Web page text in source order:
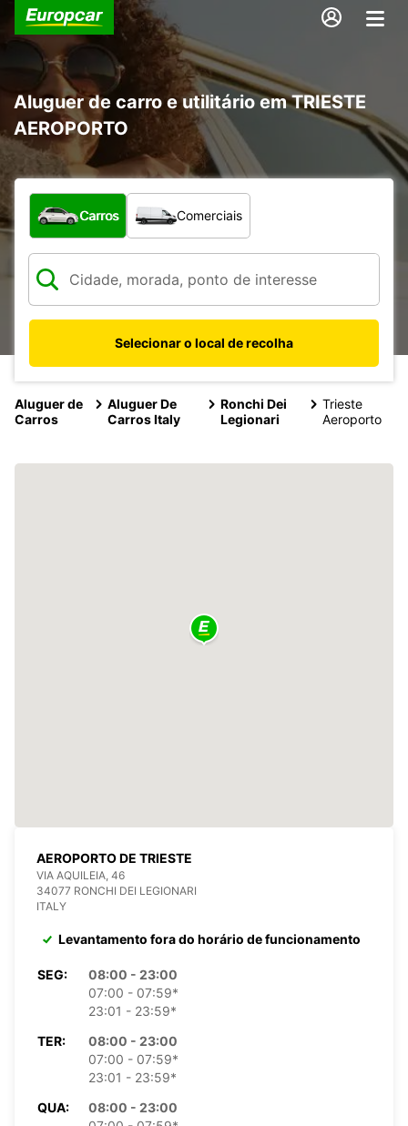
Aluguer de carro e utilitário em TRIESTE
AEROPORTO
Que tipo de veículo pretende?
Carros Comerciais
Selecionar o local de recolha
Aluguer de
Carros
Aluguer De
Carros Italy
Ronchi Dei
Legionari
Trieste
Aeroporto
AEROPORTO DE TRIESTE
VIA AQUILEIA, 46
34077 RONCHI DEI LEGIONARI
ITALY
Levantamento fora do horário de funcionamento
SEG:
08:00 - 23:00
07:00 - 07:59*
23:01 - 23:59*
TER:
08:00 - 23:00
07:00 - 07:59*
23:01 - 23:59*
QUA:
08:00 - 23:00